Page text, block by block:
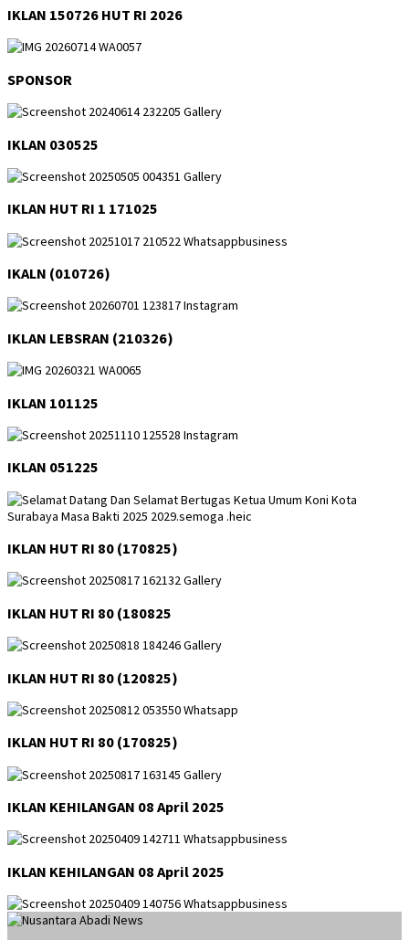
IKLAN 150726 HUT RI 2026
SPONSOR
IKLAN 030525
IKLAN HUT RI 1 171025
IKALN (010726)
IKLAN LEBSRAN (210326)
IKLAN 101125
IKLAN 051225
IKLAN HUT RI 80 (170825)
IKLAN HUT RI 80 (180825
IKLAN HUT RI 80 (120825)
IKLAN HUT RI 80 (170825)
IKLAN KEHILANGAN 08 April 2025
IKLAN KEHILANGAN 08 April 2025